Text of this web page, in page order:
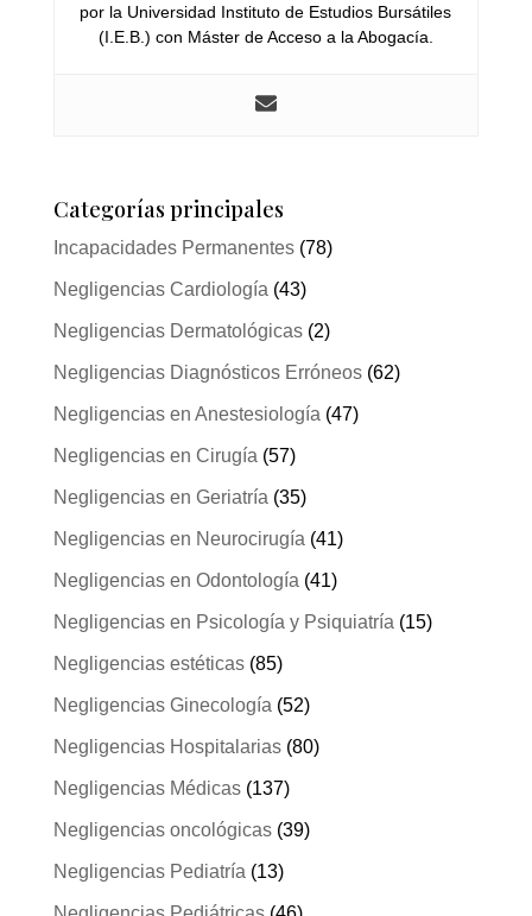
por la Universidad Instituto de Estudios Bursátiles
(I.E.B.) con Máster de Acceso a la Abogacía.
Categorías principales
Incapacidades Permanentes(78)
Negligencias Cardiología (43)
Negligencias Dermatológicas(2)
Negligencias Diagnósticos Erróneos(62)
Negligencias en Anestesiología (47)
Negligencias en Cirugía (57)
Negligencias en Geriatría (35)
Negligencias en Neurocirugía (41)
Negligencias en Odontología (41)
Negligencias en Psicología y Psiquiatría (15)
Negligencias estéticas(85)
Negligencias Ginecología (52)
Negligencias Hospitalarias(80)
Negligencias Médicas(137)
Negligencias oncológicas(39)
Negligencias Pediatría (13)